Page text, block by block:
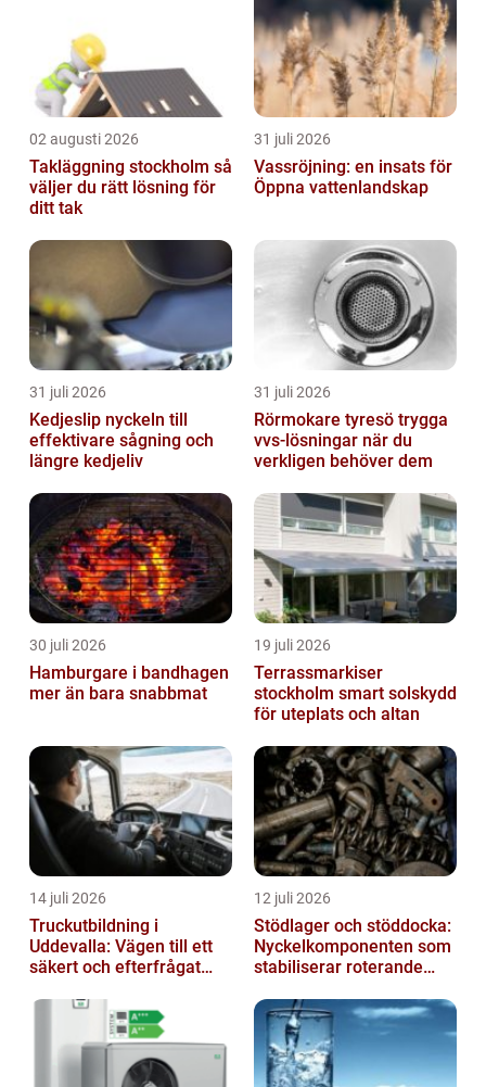
02 augusti 2026
Takläggning stockholm så
väljer du rätt lösning för
ditt tak
31 juli 2026
Vassröjning: en insats för
Öppna vattenlandskap
31 juli 2026
Kedjeslip nyckeln till
effektivare sågning och
längre kedjeliv
31 juli 2026
Rörmokare tyresö trygga
vvs-lösningar när du
verkligen behöver dem
30 juli 2026
Hamburgare i bandhagen
mer än bara snabbmat
19 juli 2026
Terrassmarkiser
stockholm smart solskydd
för uteplats och altan
14 juli 2026
Truckutbildning i
Uddevalla: Vägen till ett
säkert och efterfrågat
12 juli 2026
Stödlager och stöddocka:
Nyckelkomponenten som
stabiliserar roterande